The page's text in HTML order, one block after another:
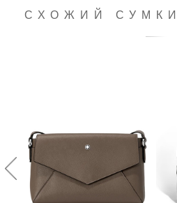
СХОЖИЙ